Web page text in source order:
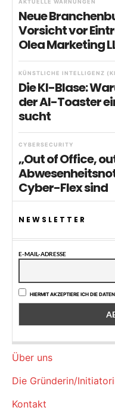
AKTUELLE WARNUNGEN
Neue
Vorsicht vor
Olea Marketing
KÜNSTLICHE INTELLIGENZ
Die KI-Blase:
der AI-Toaster
sucht
CYBERSECURITY
„Out of Office,
Cyber-Flex sind
NEWSLETTER
E-MAIL-ADRESSE
HIERMIT AKZEPTIERE ICH DIE
Über uns
Die Gründerin/
Kontakt